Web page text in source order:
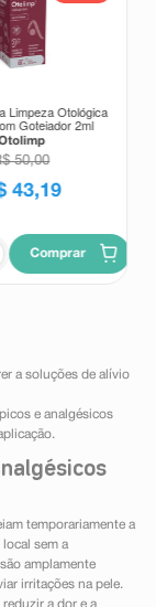
Limpeza Otológica
Gotejador 2ml
50,00
43,19
Comprar
a soluções de alívio
e analgésicos
temporariamente a
sem a
amplamente
irritações na pele.
a dor e a